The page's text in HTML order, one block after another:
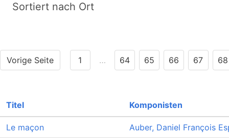
Sortiert nach Ort
Vorige Seite 1 … 64 65 66 67 68
Titel Komponisten
Le maçon Auber, Daniel François